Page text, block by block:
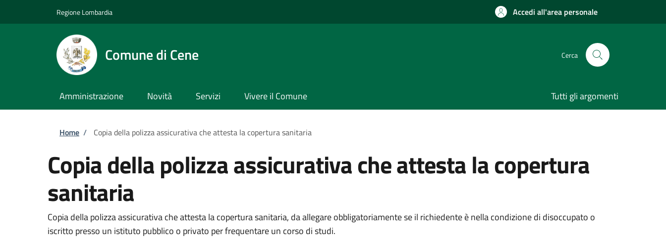
Regione Lombardia Accedi all'area personale
Comune di Cene Cerca
Amministrazione Novità Servizi Vivere il Comune Tutti gli argomenti
Briciole di pane
Home / Copia della polizza assicurativa che attesta la copertura sanitaria
Copia della polizza assicurativa che attesta la copertura
sanitaria
Copia della polizza assicurativa che attesta la copertura sanitaria, da allegare obbligatoriamente se il richiedente è nella condizione di disoccupato o
iscritto presso un istituto pubblico o privato per frequentare un corso di studi.